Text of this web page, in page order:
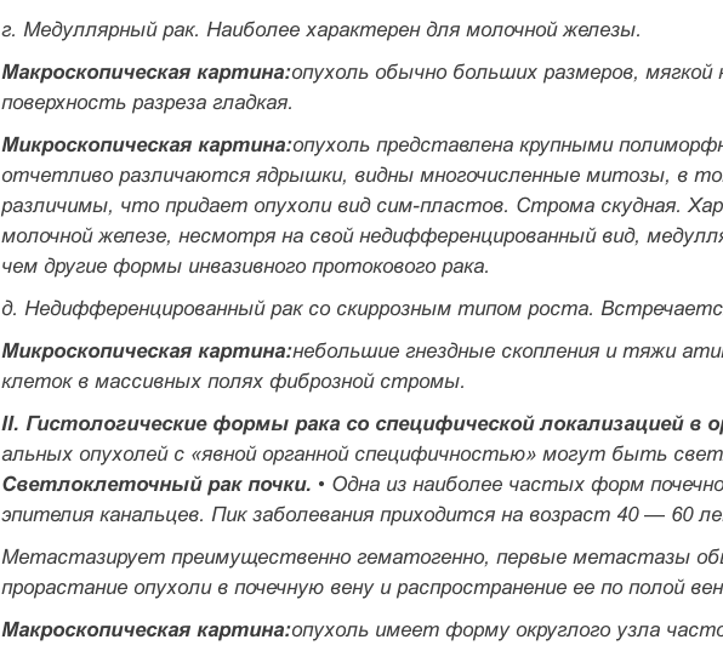
г. Медуллярный рак. Наиболее характерен для мо­лочной железы.
Макроскопическая картина:опухоль обычно больших размеров, мягкой
поверхность разреза гладкая.
Микроскопическая картина:опухоль представлена крупными
отчетливо различаются ядрышки, видны многочисленные митозы, в
различимы, что придает опухоли вид сим-пластов. Строма скудная.
молочной железе, несмотря на свой недиф­ференцированный вид,
чем другие формы инвазивного протокового рака.
д. Недифференцированный рак со скиррозным ти­пом роста.
Микроскопическая картина:небольшие гнездные скопления и тяжи
клеток в массивных полях фиброзной стромы.
II. Гистологические формы рака со специфической ло­кализацией в
альных опухолей с «явной органной специфичностью» могут быть
Светлоклеточный рак почки. • Одна из наиболее частых форм
эпителия канальцев. Пик заболевания приходится на возраст 40 — 60
Метастазирует преимущественно гематогенно, пер­вые метастазы
прорастание опухоли в почечную вену и распространение ее по полой
Макроскопическая картина:опухоль имеет форму округлого узла